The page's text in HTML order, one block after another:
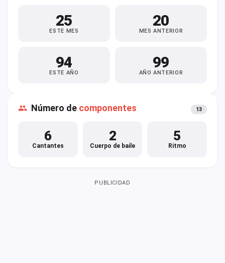
25
ESTE MES
20
MES ANTERIOR
94
ESTE AÑO
99
AÑO ANTERIOR
Número de componentes 13
6
Cantantes
2
Cuerpo de baile
5
Ritmo
PUBLICIDAD